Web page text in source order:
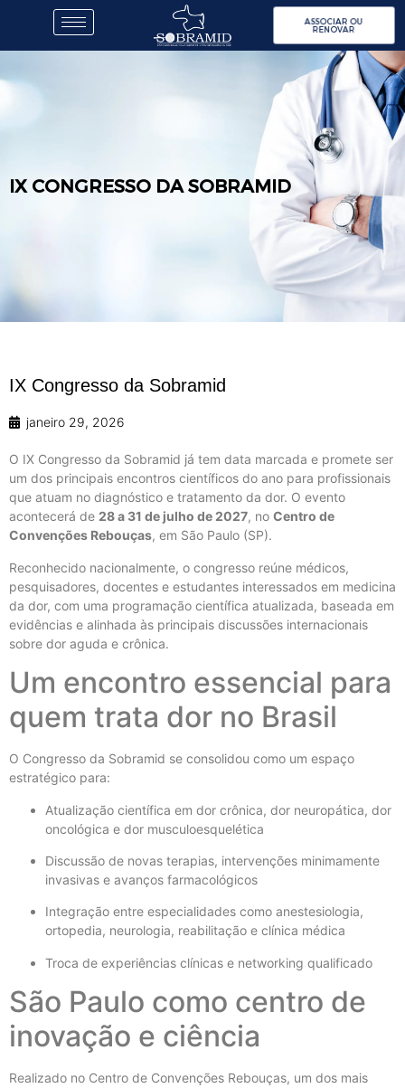
ASSOCIAR OU
RENOVAR
IX CONGRESSO DA SOBRAMID
IX Congresso da Sobramid
janeiro 29, 2026
O IX Congresso da Sobramid já tem data marcada e promete ser
um dos principais encontros científicos do ano para profissionais
que atuam no diagnóstico e tratamento da dor. O evento
acontecerá de 28 a 31 de julho de 2027, no Centro de
Convenções Rebouças, em São Paulo (SP).
Reconhecido nacionalmente, o congresso reúne médicos,
pesquisadores, docentes e estudantes interessados em medicina
da dor, com uma programação científica atualizada, baseada em
evidências e alinhada às principais discussões internacionais
sobre dor aguda e crônica.
Um encontro essencial para
quem trata dor no Brasil
O Congresso da Sobramid se consolidou como um espaço
estratégico para:
Atualização científica em dor crônica, dor neuropática, dor
oncológica e dor musculoesquelética
Discussão de novas terapias, intervenções minimamente
invasivas e avanços farmacológicos
Integração entre especialidades como anestesiologia,
ortopedia, neurologia, reabilitação e clínica médica
Troca de experiências clínicas e networking qualificado
São Paulo como centro de
inovação e ciência
Realizado no Centro de Convenções Rebouças, um dos mais